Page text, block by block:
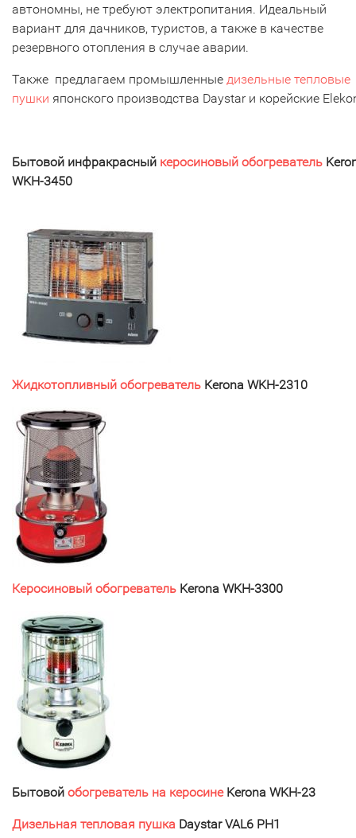
автономны, не требуют электропитания. Идеальный
вариант для дачников, туристов, а также в качестве
резервного отопления в случае аварии.
Также предлагаем промышленные дизельные тепловые
пушки японского производства Daystar и корейские
Бытовой инфракрасный керосиновый обогреватель
WKH-3450
Жидкотопливный обогреватель Kerona WKH-2310
Керосиновый обогреватель Kerona WKH-3300
Бытовой обогреватель на керосинеKerona WKH-23
Дизельная тепловая пушка Daystar VAL6 PH1